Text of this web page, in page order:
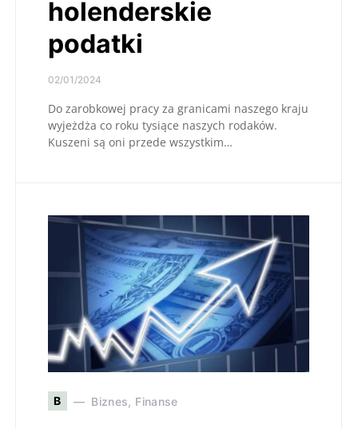
holenderskie
podatki
02/01/2024
Do zarobkowej pracy za granicami naszego kraju
wyjeżdża co roku tysiące naszych rodaków.
Kuszeni są oni przede wszystkim…
B Biznes, Finanse